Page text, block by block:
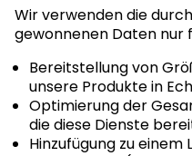
Wir verwenden die
gewonnenen Daten nur
Bereitstellung von
unsere Produkte in
Optimierung der
die diese Dienste
Hinzufügung zu